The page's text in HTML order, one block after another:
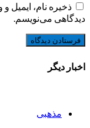
ذخیره نام، ایمیل
دیدگاهی می‌نویسم.
اخبار دیگر
مذهبی